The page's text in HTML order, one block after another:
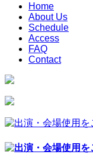
Home
About Us
Schedule
Access
FAQ
Contact